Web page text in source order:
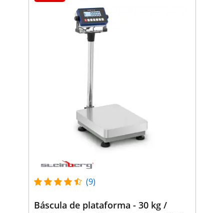
(9)
Báscula de plataforma - 30 kg /